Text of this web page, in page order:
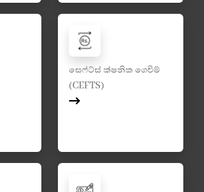
සෙෆ්ට්ස් ක්ෂනික ගෙවීම්
(CEFTS)